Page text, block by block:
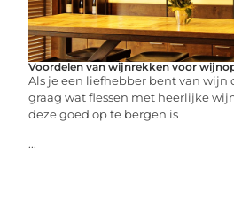
Voordelen van wijnrekken voor
Als je een liefhebber bent van wijn
graag wat flessen met heerlijke
deze goed op te bergen is
...